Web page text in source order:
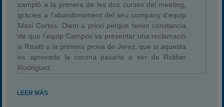
campió a la primera de les dos curses del meeting,
gràcies a l’abandonament del seu company d’equip
Maxi Cortes. Diem a priori perque tenim constancia
de que l’equip Campos va presentar una reclamació
a Risatti a la primera prova de Jerez, que si aquesta
es aprovada la corona pasaria a ser de Roldan
Rodriguez.
LEER MÁS